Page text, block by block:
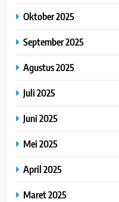
Oktober 2025
September 2025
Agustus 2025
Juli 2025
Juni 2025
Mei 2025
April 2025
Maret 2025